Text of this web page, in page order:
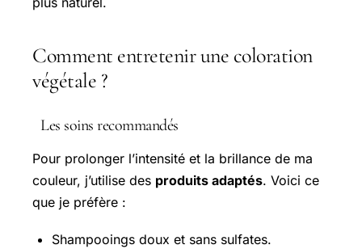
Comment entretenir une coloration
végétale ?
Les soins recommandés
Pour prolonger l’intensité et la brillance de ma
couleur, j’utilise des produits adaptés. Voici ce
que je préfère :
Shampooings doux et sans sulfates.